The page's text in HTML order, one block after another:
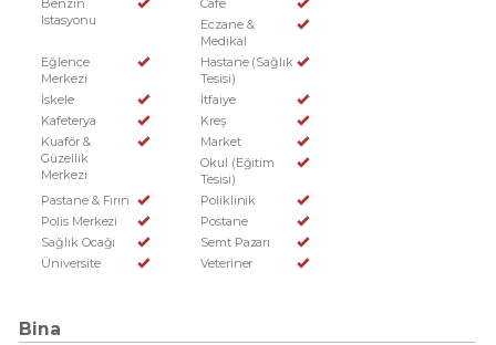
Benzin
Istasyonu
Cafe
Eczane &
Medikal
Eğlence
Merkezi
Hastane (Sağlık
Tesisi)
İskele
İtfaiye
Kafeterya
Kreş
Kuaför &
Güzellik
Merkezi
Market
Okul (Eğitim
Tesisi)
Pastane & Fırın
Poliklinik
Polis Merkezi
Postane
Sağlık Ocağı
Semt Pazarı
Üniversite
Veteriner
Bina